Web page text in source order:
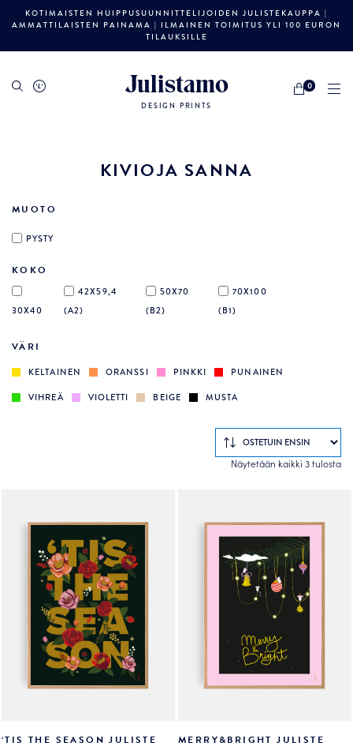
KOTIMAISTEN HUIPPUSUUNNITTELIJOIDEN JULISTEKAUPPA |
AMMATTILAISTEN PAINAMA | ILMAINEN TOIMITUS YLI 100 EURON
TILAUKSILLE
Julistamo
DESIGN PRINTS
0
KIVIOJA SANNA
MUOTO
PYSTY
KOKO
30X40
42X59,4
(A2)
50X70
(B2)
70X100
(B1)
VÄRI
KELTAINEN ORANSSI PINKKI PUNAINEN
VIHREÄ VIOLETTI BEIGE MUSTA
Näytetään kaikki 3 tulosta
‘TIS THE SEASON JULISTE MERRY&BRIGHT JULISTE